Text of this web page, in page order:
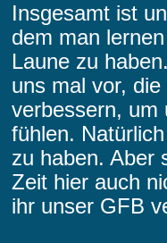
Insgesamt ist
dem man
Laune zu
uns mal vor,
verbessern, um
fühlen.
zu haben. Aber
Zeit hier auch
ihr unser GFB